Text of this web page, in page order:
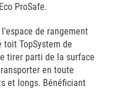
ProSafe.
de rangement
TopSystem de
tirer parti de la surface
en toute
et longs. Bénéficiant